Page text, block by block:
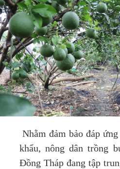
Nhằm đảm bảo đáp
khẩu, nông dân trồng
Đồng Tháp đang tập